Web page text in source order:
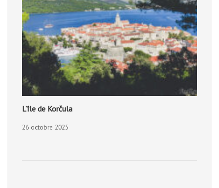
L’île de Korčula
26 octobre 2025